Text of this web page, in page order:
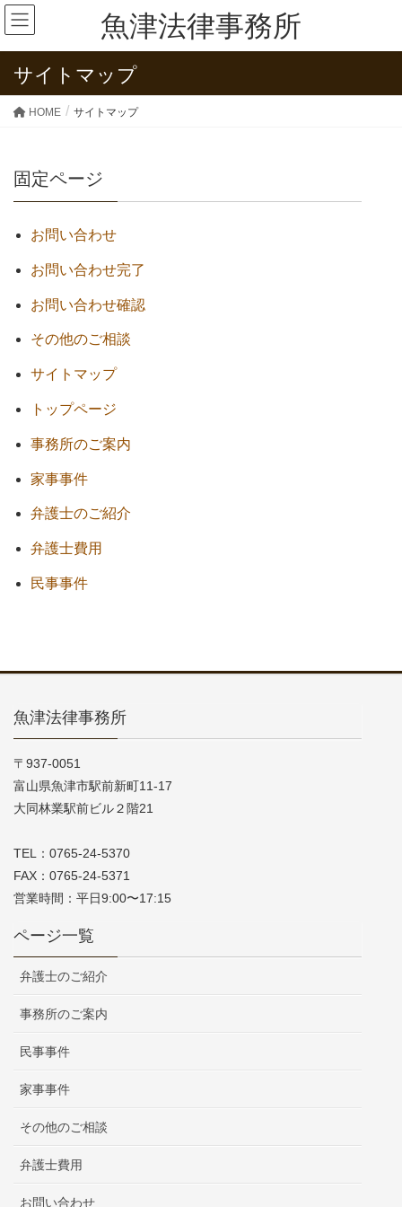
魚津法律事務所
サイトマップ
HOME サイトマップ
固定ページ
お問い合わせ
お問い合わせ完了
お問い合わせ確認
その他のご相談
サイトマップ
トップページ
事務所のご案内
家事事件
弁護士のご紹介
弁護士費用
民事事件
魚津法律事務所
〒937-0051
富山県魚津市駅前新町11-17
大同林業駅前ビル２階21
TEL：0765-24-5370
FAX：0765-24-5371
営業時間：平日9:00〜17:15
ページ一覧
弁護士のご紹介
事務所のご案内
民事事件
家事事件
その他のご相談
弁護士費用
お問い合わせ